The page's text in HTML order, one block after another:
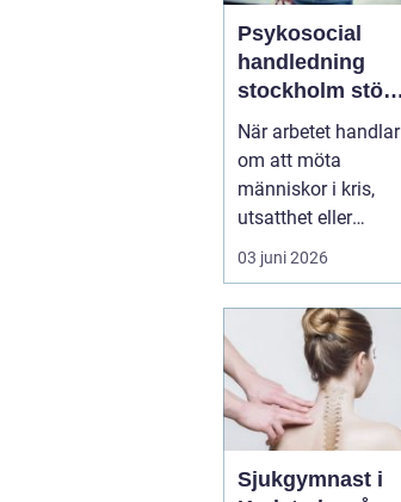
Psykosocial
handledning
stockholm stöd
för hållbart
arbete med
människor
När arbetet handlar
om att möta
människor i kris,
utsatthet eller
beroende prövas
både yrkesrollen o...
03 juni 2026
Sjukgymnast i